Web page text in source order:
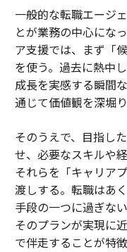
一般的な転職エージ
とが業務の中心にな
ア支援では、まず「
を使う。過去に熱中
成長を実感する瞬間
通じて価値観を深堀
そのうえで、目指し
せ、必要なスキルや
それらを「キャリア
渡しする。転職はあ
手段の一つに過ぎな
そのプランが実現に
で伴走することが特徴